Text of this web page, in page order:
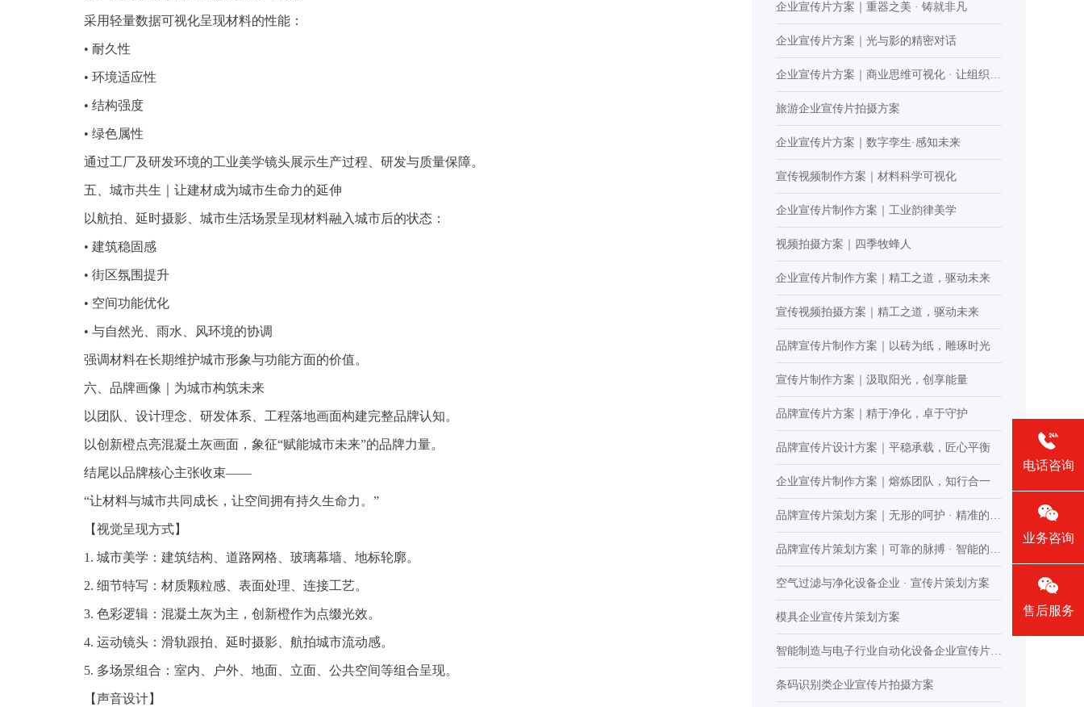
采用轻量数据可视化呈现材料的性能：
• 耐久性
• 环境适应性
• 结构强度
• 绿色属性
通过工厂及研发环境的工业美学镜头展示生产过程、研发与质量保障。
五、城市共生｜让建材成为城市生命力的延伸
以航拍、延时摄影、城市生活场景呈现材料融入城市后的状态：
• 建筑稳固感
• 街区氛围提升
• 空间功能优化
• 与自然光、雨水、风环境的协调
强调材料在长期维护城市形象与功能方面的价值。
六、品牌画像｜为城市构筑未来
以团队、设计理念、研发体系、工程落地画面构建完整品牌认知。
以创新橙点亮混凝土灰画面，象征“赋能城市未来”的品牌力量。
结尾以品牌核心主张收束——
“让材料与城市共同成长，让空间拥有持久生命力。”
【视觉呈现方式】
1. 城市美学：建筑结构、道路网格、玻璃幕墙、地标轮廓。
2. 细节特写：材质颗粒感、表面处理、连接工艺。
3. 色彩逻辑：混凝土灰为主，创新橙作为点缀光效。
4. 运动镜头：滑轨跟拍、延时摄影、航拍城市流动感。
5. 多场景组合：室内、户外、地面、立面、公共空间等组合呈现。
【声音设计】
企业宣传片方案｜重器之美 · 铸就非凡
企业宣传片方案｜光与影的精密对话
企业宣传片方案｜商业思维可视化 · 让组织潜
能持续迸发
旅游企业宣传片拍摄方案
企业宣传片方案｜数字孪生·感知未来
宣传视频制作方案｜材料科学可视化
企业宣传片制作方案｜工业韵律美学
视频拍摄方案｜四季牧蜂人
企业宣传片制作方案｜精工之道，驱动未来
宣传视频拍摄方案｜精工之道，驱动未来
品牌宣传片制作方案｜以砖为纸，雕琢时光
宣传片制作方案｜汲取阳光，创享能量
品牌宣传片方案｜精于净化，卓于守护
品牌宣传片设计方案｜平稳承载，匠心平衡
企业宣传片制作方案｜熔炼团队，知行合一
品牌宣传片策划方案｜无形的呵护 · 精准的掌
控
品牌宣传片策划方案｜可靠的脉搏 · 智能的引
擎
空气过滤与净化设备企业 · 宣传片策划方案
模具企业宣传片策划方案
智能制造与电子行业自动化设备企业宣传片制
作
条码识别类企业宣传片拍摄方案
电话咨询
业务咨询
售后服务